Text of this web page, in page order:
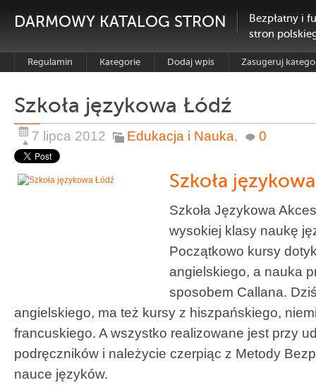
DARMOWY KATALOG STRON
Bezpłatny i
stron
Regulamin Kategorie Dodaj wpis Zasugeruj
Szkoła językowa Łódź
7 lipca 2012 Edukacja i Nauka, 0
Szkoła
Szkoła Językowa
wysokiej klasy naukę
Początkowo kursy
angielskiego, a nauka
sposobem Callana.
angielskiego, ma też kursy z hiszpańskiego,
francuskiego. A wszystko realizowane jest przy
podręczników i należycie czerpiąc z Metody
nauce języków.